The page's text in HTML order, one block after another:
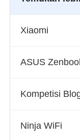
Xiaomi
ASUS
Kompetisi
Ninja WiFi